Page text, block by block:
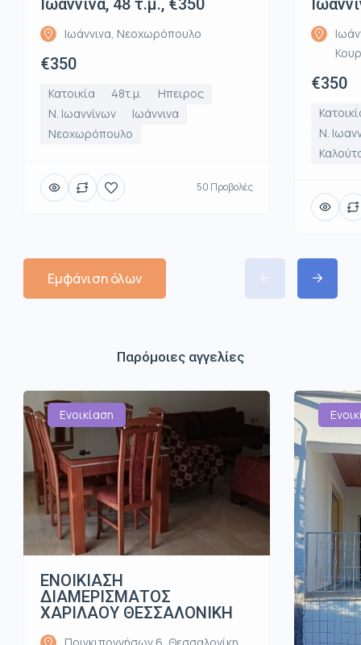
Ιωάννινα, 48 τ.μ., €350
Ιωάννινα, Νεοχωρόπουλο
€350
Κατοικία 48τ.μ.
Ηπειρος
Ν. Ιωαννίνων
Ιωάννινα
Νεοχωρόπουλο
50 Προβολές
€350
Ν.
Εμφάνιση όλων
Παρόμοιες αγγελίες
Ενοικίαση
ΕΝΟΙΚΙΑΣΗ
ΔΙΑΜΕΡΙΣΜΑΤΟΣ
ΧΑΡΙΛΑΟΥ ΘΕΣΣΑΛΟΝΙΚΗ